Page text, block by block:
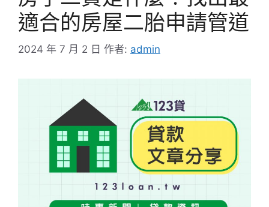
適合的房屋二胎申請管道
2024 年 7 月 2 日 作者: admin